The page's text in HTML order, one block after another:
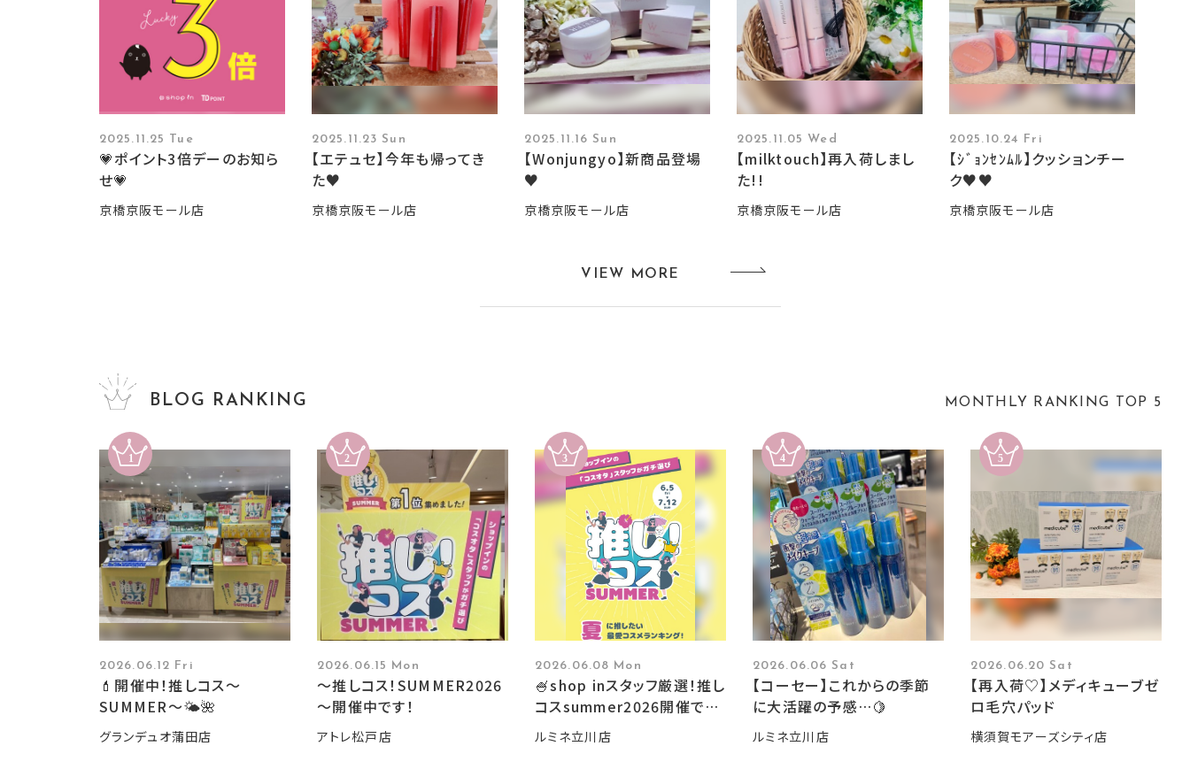
2025.11.25 Tue
💗ポイント3倍デーのお知ら
せ💗
京橋京阪モール店
2025.11.23 Sun
【エテュセ】今年も帰ってき
た♥
京橋京阪モール店
2025.11.16 Sun
【Wonjungyo】新商品登場
♥
京橋京阪モール店
2025.11.05 Wed
【milktouch】再入荷しまし
た!!
京橋京阪モール店
2025.10.24 Fri
【ｼﾞｮﾝｾﾝﾑﾙ】クッションチー
ク♥♥
京橋京阪モール店
VIEW MORE
BLOG RANKING MONTHLY RANKING TOP 5
2026.06.12 Fri
💄開催中！推しコス〜
SUMMER〜🌤️🌺
グランデュオ蒲田店
2026.06.15 Mon
～推しコス！SUMMER2026
～開催中です！
アトレ松戸店
2026.06.08 Mon
🍧shop inスタッフ厳選！推し
コスsummer2026開催です
🍧
ルミネ立川店
2026.06.06 Sat
【コーセー】これからの季節
に大活躍の予感…🍋
ルミネ立川店
2026.06.20 Sat
【再入荷♡】メディキューブゼ
ロ毛穴パッド
横須賀モアーズシティ店